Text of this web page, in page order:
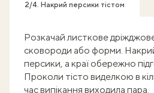
2/4. Накрий персики тістом
Розкачай листкове
сковороди або форми.
персики, а краї обережно
Проколи тісто виделкою в
час випікання виходила пара.